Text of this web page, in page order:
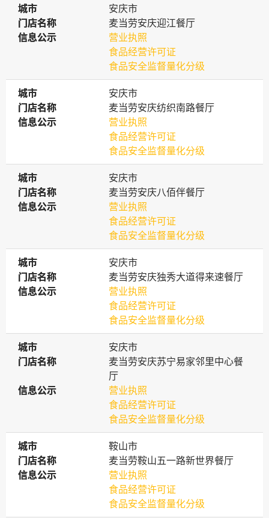
城市
城市
安庆市
门店名称
门店名称
麦当劳安庆迎江餐厅
信息公示
信息公示
营业执照
食品经营许可证
食品安全监督量化分级
城市
城市
安庆市
门店名称
门店名称
麦当劳安庆纺织南路餐厅
信息公示
信息公示
营业执照
食品经营许可证
食品安全监督量化分级
城市
城市
安庆市
门店名称
门店名称
麦当劳安庆八佰伴餐厅
信息公示
信息公示
营业执照
食品经营许可证
食品安全监督量化分级
城市
城市
安庆市
门店名称
门店名称
麦当劳安庆独秀大道得来速餐厅
信息公示
信息公示
营业执照
食品经营许可证
食品安全监督量化分级
城市
城市
安庆市
门店名称
门店名称
麦当劳安庆苏宁易家邻里中心餐
厅
信息公示
信息公示
营业执照
食品经营许可证
食品安全监督量化分级
城市
城市
鞍山市
门店名称
门店名称
麦当劳鞍山五一路新世界餐厅
信息公示
信息公示
营业执照
食品经营许可证
食品安全监督量化分级